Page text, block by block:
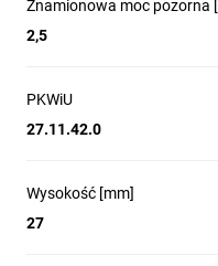
Znamionowa moc pozorna
2,5
PKWiU
27.11.42.0
Wysokość [mm]
27